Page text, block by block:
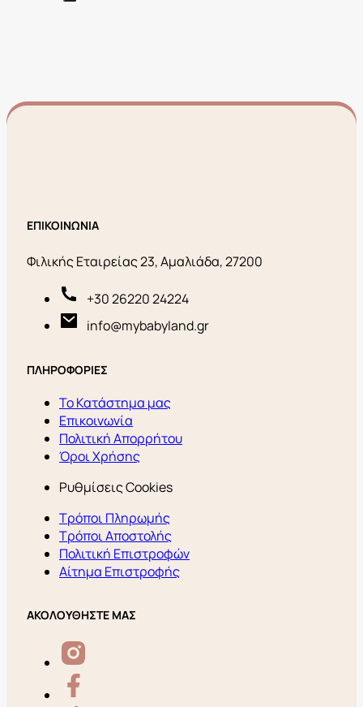
ΕΠΙΚΟΙΝΩΝΙΑ
Φιλικής Εταιρείας 23, Αμαλιάδα, 27200
+30 26220 24224
info@mybabyland.gr
ΠΛΗΡΟΦΟΡΙΕΣ
Το Κατάστημα μας
Επικοινωνία
Πολιτική Απορρήτου
Όροι Χρήσης
Ρυθμίσεις Cookies
Τρόποι Πληρωμής
Τρόποι Αποστολής
Πολιτική Επιστροφών
Αίτημα Επιστροφής
ΑΚΟΛΟΥΘΗΣΤΕ ΜΑΣ